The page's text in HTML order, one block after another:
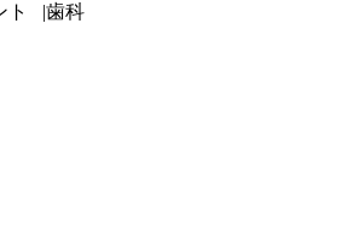
ト
歯科